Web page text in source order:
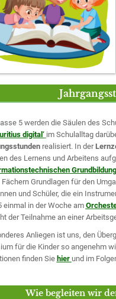
5 werden die Säulen des
digital‘ im Schulalltag
realisiert. In der
des Lernens und Arbeitens
Grundbildung
Fächern Grundlagen für den
und Schüler, die ein
einmal in der Woche am
der Teilnahme an einer
Anliegen ist uns, den
für die Kinder so angenehm
finden Sie hier und im
Wie begleiten wir